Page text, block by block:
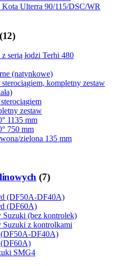
Ulterra 90/115/DSC/WR
(12)
serią łodzi Terhi 480
(natynkowe)
kompletny zestaw
zestaw
1135 mm
750 mm
zielona 135 mm
(7)
(DF50A-DF40A)
(DF60A)
(bez kontrolek)
Suzuki z kontrolkami
DF40A)
SMG4